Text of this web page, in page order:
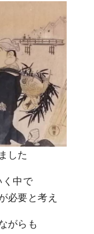
した
く中で
必要と考え
がらも